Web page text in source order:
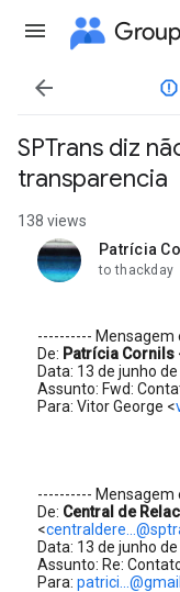

SPTrans diz
transparencia
138 views
Patrícia
unread,
to thackday
---------- Mensagem
De: Patrícia Cornils
Data: 13 de junho
Assunto: Fwd:
Para: Vitor George <
---------- Mensagem
De: Central de
<
Data: 13 de junho
Assunto: Re:
Para: